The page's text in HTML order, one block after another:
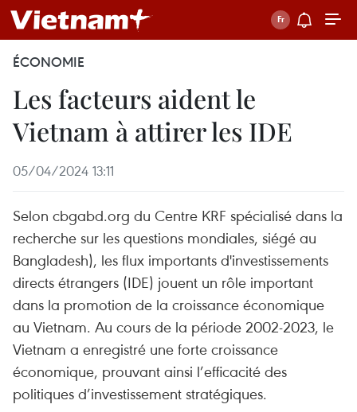
ÉCONOMIE
Les facteurs aident le
Vietnam à attirer les IDE
05/04/2024 13:11
Selon cbgabd.org du Centre KRF spécialisé dans la
recherche sur les questions mondiales, siégé au
Bangladesh), les flux importants d'investissements
directs étrangers (IDE) jouent un rôle important
dans la promotion de la croissance économique
au Vietnam. Au cours de la période 2002-2023, le
Vietnam a enregistré une forte croissance
économique, prouvant ainsi l’efficacité des
politiques d’investissement stratégiques.